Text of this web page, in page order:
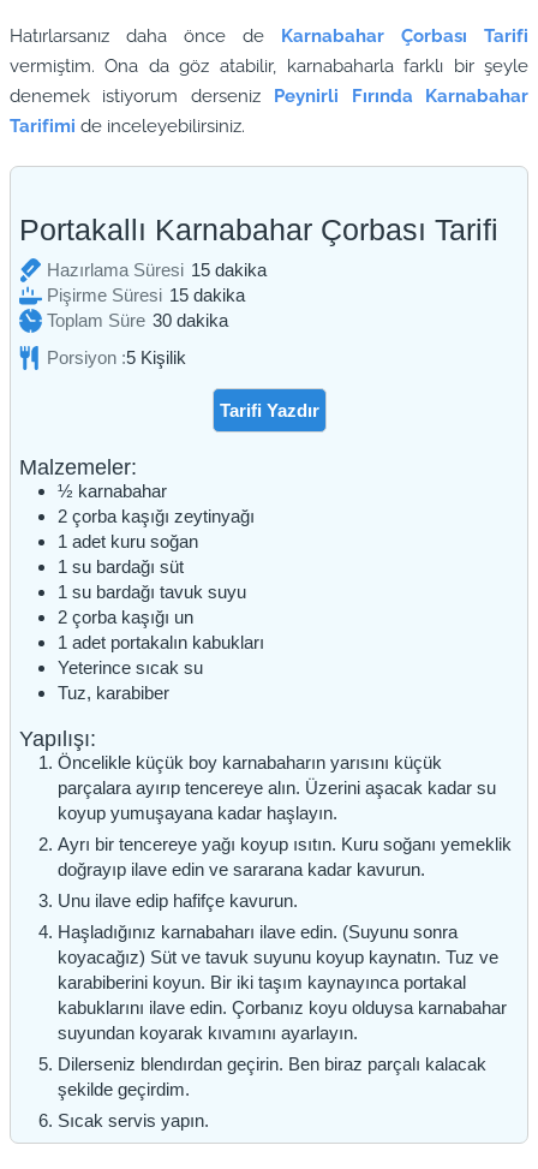
Hatırlarsanız daha önce de Karnabahar Çorbası Tarifi
vermiştim. Ona da göz atabilir, karnabaharla farklı bir şeyle
denemek istiyorum derseniz Peynirli Fırında Karnabahar
Tarifimi de inceleyebilirsiniz.
Portakallı Karnabahar Çorbası Tarifi
Hazırlama Süresi 15dakika
dakika
Pişirme Süresi 15dakika
dakika
Toplam Süre 30dakika
dakika
Porsiyon :5 Kişilik
Tarifi Yazdır
Malzemeler:
½ karnabahar
2 çorba kaşığı zeytinyağı
1 adet kuru soğan
1 su bardağı süt
1 su bardağı tavuk suyu
2 çorba kaşığı un
1 adet portakalın kabukları
Yeterince sıcak su
Tuz, karabiber
Yapılışı:
Öncelikle küçük boy karnabaharın yarısını küçük
parçalara ayırıp tencereye alın. Üzerini aşacak kadar su
koyup yumuşayana kadar haşlayın.
Ayrı bir tencereye yağı koyup ısıtın. Kuru soğanı yemeklik
doğrayıp ilave edin ve sararana kadar kavurun.
Unu ilave edip hafifçe kavurun.
Haşladığınız karnabaharı ilave edin. (Suyunu sonra
koyacağız) Süt ve tavuk suyunu koyup kaynatın. Tuz ve
karabiberini koyun. Bir iki taşım kaynayınca portakal
kabuklarını ilave edin. Çorbanız koyu olduysa karnabahar
suyundan koyarak kıvamını ayarlayın.
Dilerseniz blendırdan geçirin. Ben biraz parçalı kalacak
şekilde geçirdim.
Sıcak servis yapın.